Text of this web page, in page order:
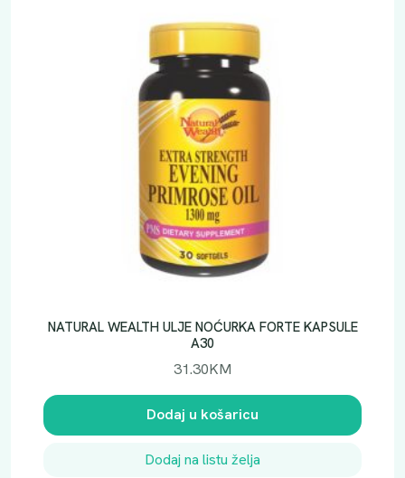
NATURAL WEALTH ULJE NOĆURKA FORTE KAPSULE
A30
31.30KM
Dodaj u košaricu
Dodaj na listu želja